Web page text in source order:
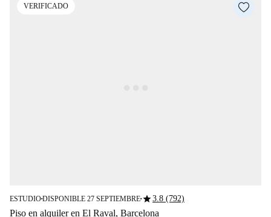
VERIFICADO
ESTUDIO■DISPONIBLE 27 SEPTIEMBRE■star3.8 (792)
Piso en alquiler en El Raval, Barcelona